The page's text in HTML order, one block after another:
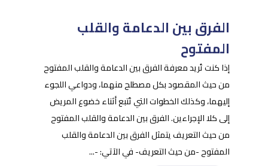
الفرق بين الدعامة والقلب
المفتوح
إذا كنت تُريد معرفة الفرق بين الدعامة والقلب المفتوح
من حيث المقصود بكل مصطلح منهما، ودواعي اللجوء
إليهما، وكذلك الخطوات التي تُتبع أثناء خضوع المريض
إلى كلا الإجراءين. الفرق بين الدعامة والقلب المفتوح
من حيث التعريف يتمثل الفرق بين الدعامة والقلب
المفتوح -من حيث التعريف- في الآتي: -...